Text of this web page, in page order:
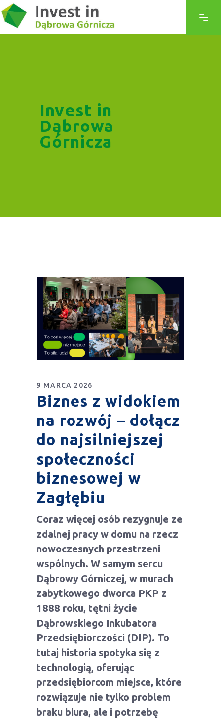
Invest in
Dąbrowa
Górnicza
9 MARCA 2026
Biznes z widokiem
na rozwój – dołącz
do najsilniejszej
społeczności
biznesowej w
Zagłębiu
Coraz więcej osób rezygnuje ze
zdalnej pracy w domu na rzecz
nowoczesnych przestrzeni
wspólnych. W samym sercu
Dąbrowy Górniczej, w murach
zabytkowego dworca PKP z
1888 roku, tętni życie
Dąbrowskiego Inkubatora
Przedsiębiorczości (DIP). To
tutaj historia spotyka się z
technologią, oferując
przedsiębiorcom miejsce, które
rozwiązuje nie tylko problem
braku biura, ale i potrzebę